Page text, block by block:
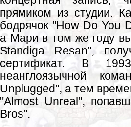
прямиком из студии.
бодрячок "How Do You
а Мари в том же году
Standiga Resan",
сертификат. В
неанглоязычной
Unplugged", а тем
"Almost Unreal",
Bros".